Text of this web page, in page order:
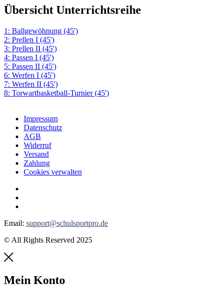
Übersicht Unterrichtsreihe
1: Ballgewöhnung (45')
2: Prellen I (45')
3: Prellen II (45')
4: Passen I (45')
5: Passen II (45')
6: Werfen I (45')
7: Werfen II (45')
8: Torwartbasketball-Turnier (45')
Impressum
Datenschutz
AGB
Widerruf
Versand
Zahlung
Cookies verwalten
Email: support@schulsportpro.de
© All Rights Reserved 2025
Mein Konto